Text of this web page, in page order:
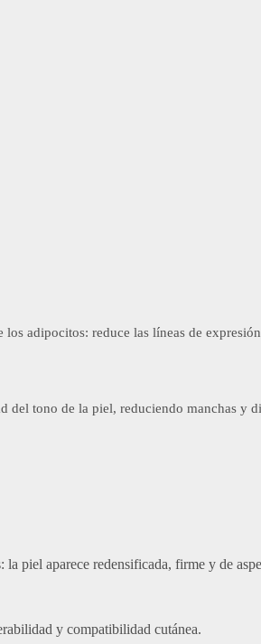
adipocitos: reduce las líneas de
del tono de la piel, reduciendo manchas y
piel aparece redensificada, firme y de
y compatibilidad cutánea.